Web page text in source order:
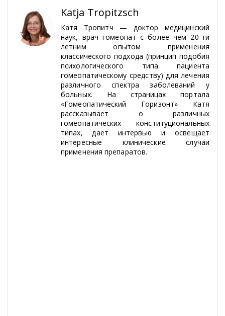
Katja Tropitzsch
Катя Тропитч — доктор медицинский
наук, врач гомеопат с более чем 20-ти
летним опытом применения
классического подхода (принцип подобия
психологического типа пациента
гомеопатическому средству) для лечения
различного спектра заболеваний у
больных. На страницах портала
«Гомеопатический Горизонт» Катя
рассказывает о различных
гомеопатических конституциональных
типах, дает интервью и освещает
интересные клинические случаи
применения препаратов.